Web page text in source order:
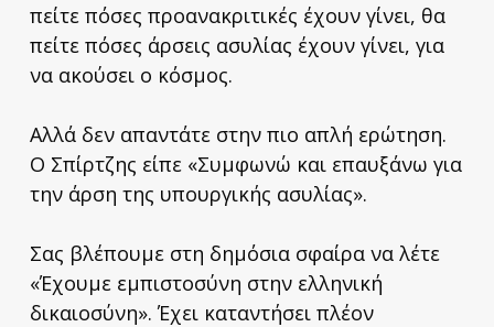
πείτε πόσες προανακριτικές έχουν γίνει, θα
πείτε πόσες άρσεις ασυλίας έχουν γίνει, για
να ακούσει ο κόσμος.
Αλλά δεν απαντάτε στην πιο απλή ερώτηση.
Ο Σπίρτζης είπε «Συμφωνώ και επαυξάνω για
την άρση της υπουργικής ασυλίας».
Σας βλέπουμε στη δημόσια σφαίρα να λέτε
«Έχουμε εμπιστοσύνη στην ελληνική
δικαιοσύνη». Έχει καταντήσει πλέον